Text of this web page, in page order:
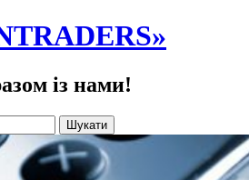
із нами!